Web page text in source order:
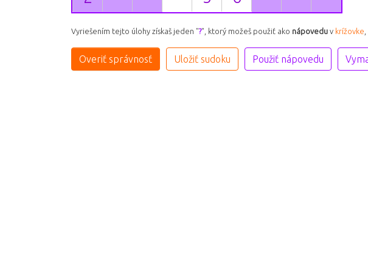
Vyriešením tejto úlohy získaš jeden "?", ktorý možeš použiť ako nápovedu v krížovke